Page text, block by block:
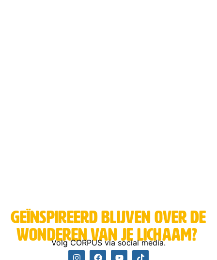
Geïnspireerd blijven over de
wonderen van je lichaam? ​
Volg CORPUS via social media.